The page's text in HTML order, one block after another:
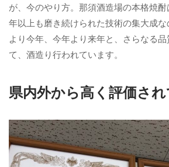
が、今のやり方。那須酒造場の本格焼
年以上も磨き続けられた技術の集大成
より今年、今年より来年と、さらなる
て、酒造り行われています。
県内外から高く評価さ